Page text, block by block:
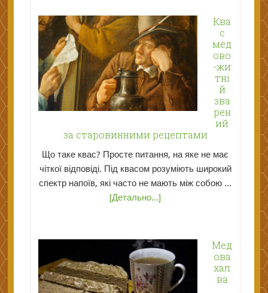
Ква
с
мед
ово
-жи
тні
й
зва
рен
ий
за старовинними рецептами
Що таке квас? Просте питання, на яке не має
чіткої відповіді. Під квасом розуміють широкий
спектр напоїв, які часто не мають між собою ...
[Детально...]
Мед
ова
хал
ва